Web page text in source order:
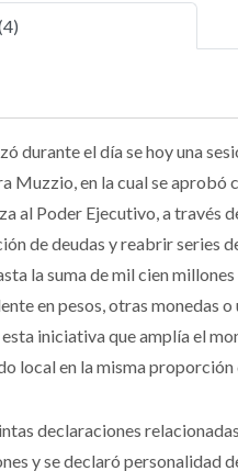
durante el día se hoy una
Muzzio, en la cual se
al Poder Ejecutivo, a través
de deudas y reabrir series
la suma de mil cien
en pesos, otras monedas
iniciativa que amplía el
local en la misma
declaraciones
y se declaró personalidad